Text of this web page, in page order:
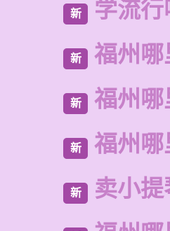
新 学流
新 福州哪
新 福州哪
新 福州哪
新 卖小